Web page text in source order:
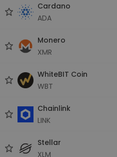
Cardano
ADA
Monero
XMR
WhiteBIT Coin
WBT
Chainlink
LINK
Stellar
XLM